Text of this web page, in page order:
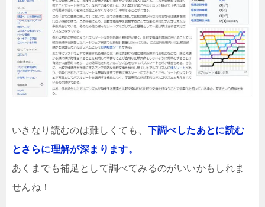
いきなり読むのは難しくても、 下調べしたあとに読む
とさらに理解が深まります。
あくまでも補足として調べてみるのがいいかもしれま
せんね！